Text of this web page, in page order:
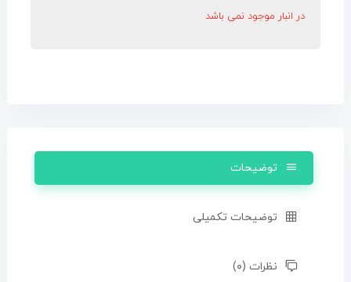
در انبار موجود نمی باشد
توضیحات
توضیحات تکمیلی
نظرات (۰)